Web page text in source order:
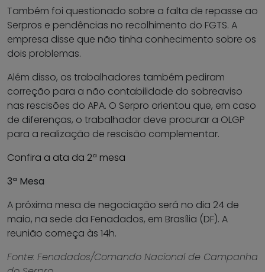
Também foi questionado sobre a falta de repasse ao
Serpros e pendências no recolhimento do FGTS. A
empresa disse que não tinha conhecimento sobre os
dois problemas.
Além disso, os trabalhadores também pediram
correção para a não contabilidade do sobreaviso
nas rescisões do APA. O Serpro orientou que, em caso
de diferenças, o trabalhador deve procurar a OLGP
para a realização de rescisão complementar.
Confira a ata da 2ª mesa
3ª Mesa
A próxima mesa de negociação será no dia 24 de
maio, na sede da Fenadados, em Brasília (DF). A
reunião começa às 14h.
Fonte: Fenadados/Comando Nacional de Campanha